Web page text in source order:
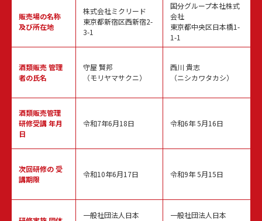
販売場の名称
及び所在地
酒類販売管理
者の氏名
酒類販売管理
研修受講 年月
日
次回研修の受
講期限
株式会社ミクリード
東京都新宿区西新宿2-
3-1
守屋 賢邦
（モリヤマサクニ）
令和7年6月18日
令和10年6月17日
一般社団法人日本
国分グループ本社株式
会社
東京都中央区日本橋1-
1-1
西川 貴志
（ニシカワタカシ）
令和6年 5月16日
令和9年 5月15日
一般社団法人日本